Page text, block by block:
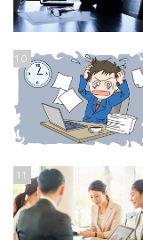
10
11